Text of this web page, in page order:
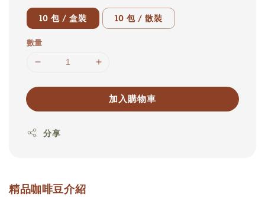
10 包 / 盒裝 10 包 / 散裝
數量
加入購物車
分享
精品咖啡豆介紹